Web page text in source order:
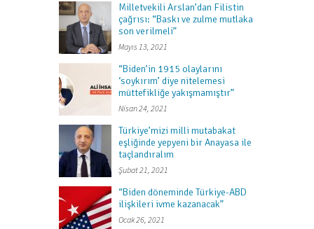
Milletvekili Arslan’dan Filistin
çağrısı: “Baskı ve zulme mutlaka
son verilmeli”
Mayıs 13, 2021
“Biden’in 1915 olaylarını
‘soykırım’ diye nitelemesi
müttefikliğe yakışmamıştır”
Nisan 24, 2021
Türkiye’mizi milli mutabakat
eşliğinde yepyeni bir Anayasa ile
taçlandıralım
Şubat 21, 2021
“Biden döneminde Türkiye-ABD
ilişkileri ivme kazanacak”
Ocak 26, 2021